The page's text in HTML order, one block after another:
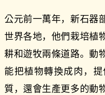
公元前一萬年，新石器
世界各地，他們栽培植
耕和遊牧兩條道路。動
能把植物轉換成肉，
質，還會生產更多的動